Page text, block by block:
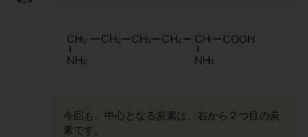
今回も、中心となる炭素は、右から２つ目の炭
素です。